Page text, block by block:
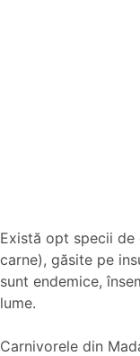
Există opt specii
carne), găsite pe
sunt endemice,
lume.
Carnivorele din